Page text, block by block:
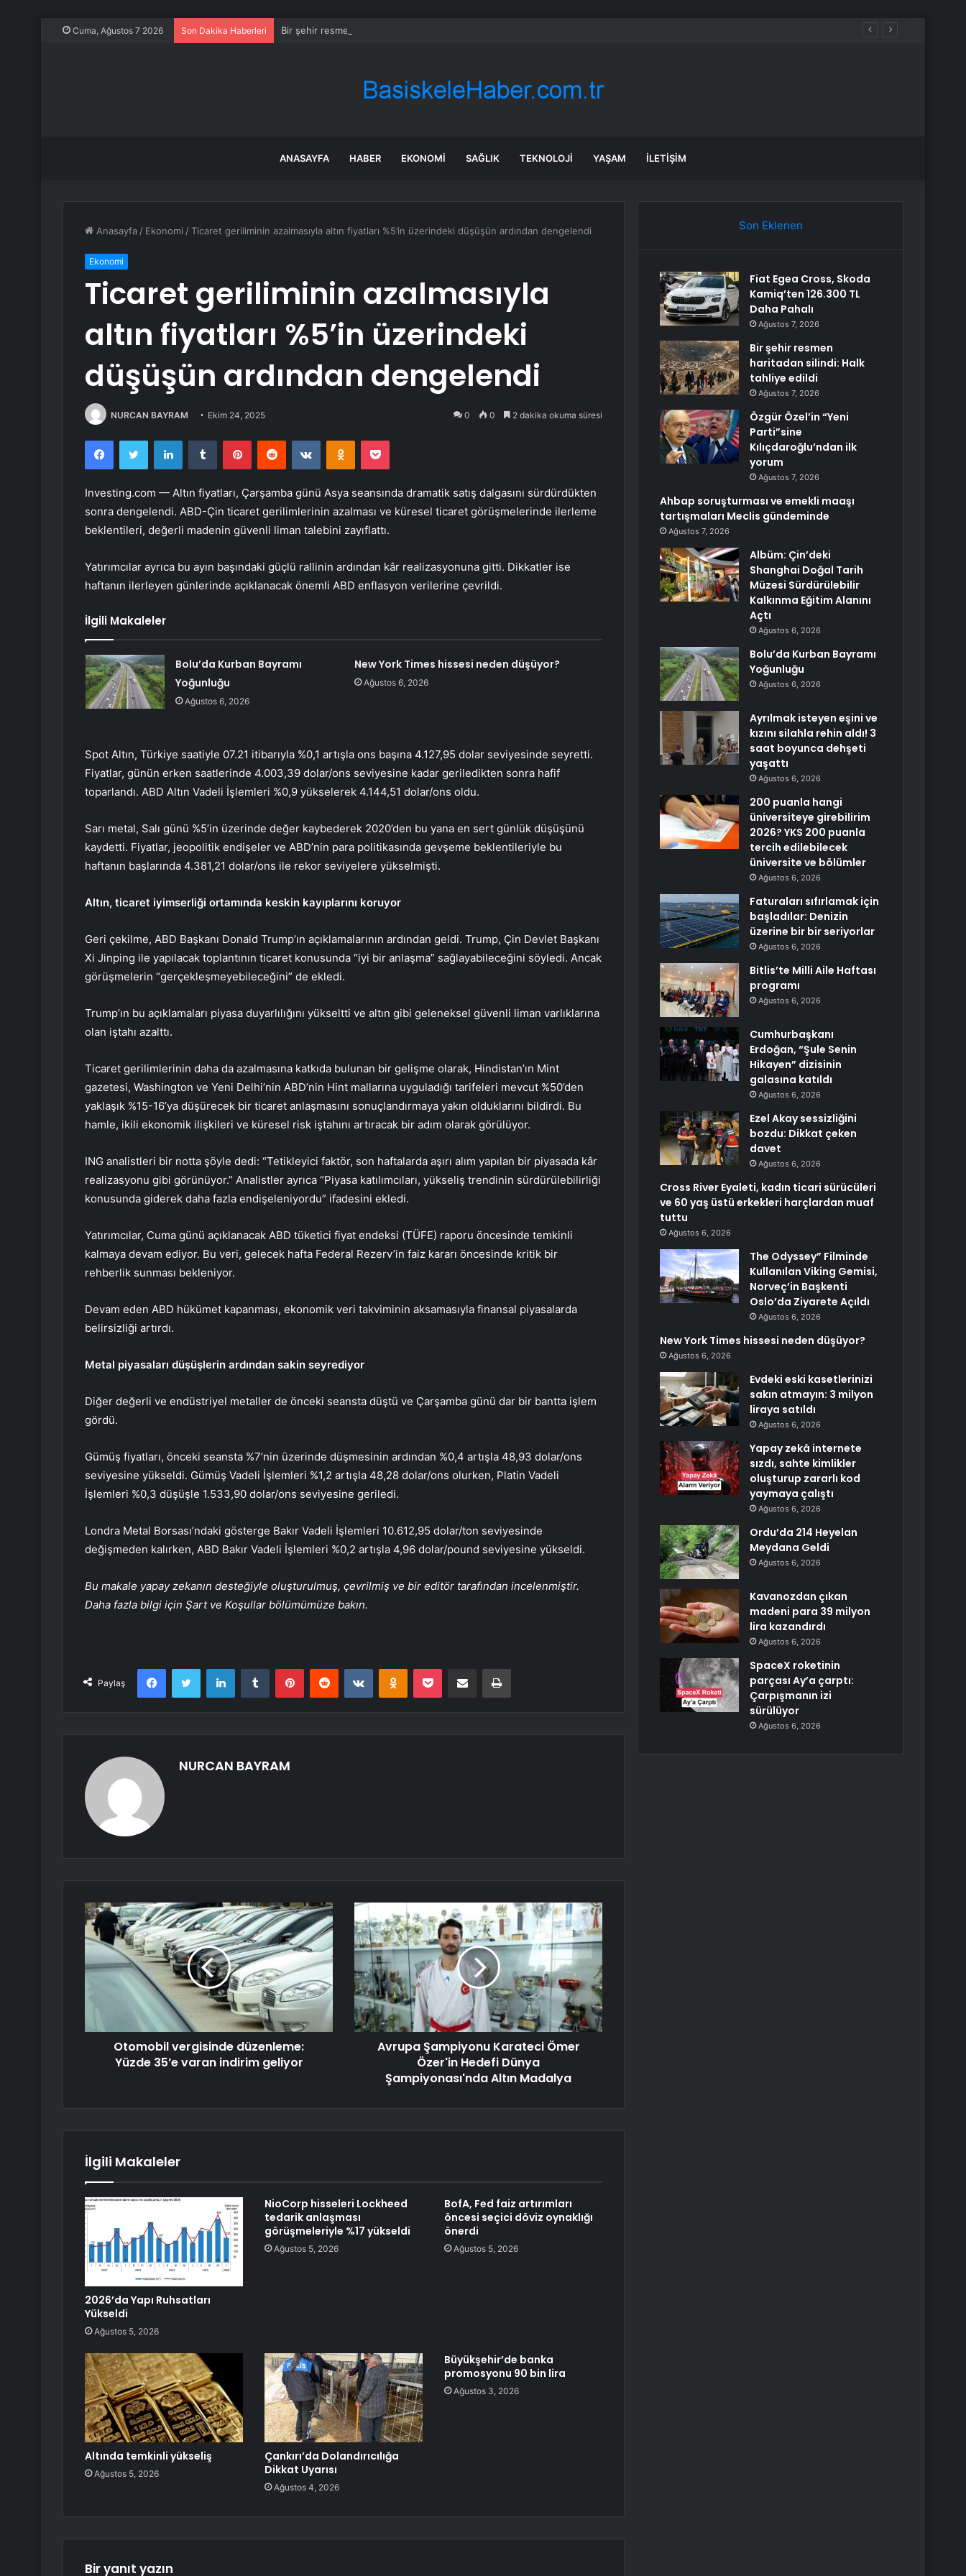
Cuma, Ağustos 7 2026 Son Dakika Haberleri Bir şehir resmen haritadan silindi: Halk tahliye edildi
ANASAYFA HABER EKONOMI SAĞLIK TEKNOLOJI YAŞAM İLETIŞIM
Anasayfa / Ekonomi /Ticaret geriliminin azalmasıyla altın fiyatları %5’in üzerindeki düşüşün ardından dengelendi
Ekonomi
Ticaret geriliminin azalmasıyla
altın fiyatları %5’in üzerindeki
düşüşün ardından dengelendi
NURCAN BAYRAM Ekim 24, 2025 0 0 2 dakika okuma süresi
FacebookTwitter LinkedInTumblr PinterestReddit VKontakteOdnoklassniki
Pocket
Investing.com — Altın fiyatları, Çarşamba günü Asya seansında dramatik satış dalgasını sürdürdükten
sonra dengelendi. ABD-Çin ticaret gerilimlerinin azalması ve küresel ticaret görüşmelerinde ilerleme
beklentileri, değerli madenin güvenli liman talebini zayıflattı.
Yatırımcılar ayrıca bu ayın başındaki güçlü rallinin ardından kâr realizasyonuna gitti. Dikkatler ise
haftanın ilerleyen günlerinde açıklanacak önemli ABD enflasyon verilerine çevrildi.
İlgili Makaleler
Bolu’da Kurban Bayramı
Yoğunluğu
Ağustos 6, 2026
New York Times hissesi neden düşüyor?
Ağustos 6, 2026
Spot Altın, Türkiye saatiyle 07.21 itibarıyla %0,1 artışla ons başına 4.127,95 dolar seviyesinde seyretti.
Fiyatlar, günün erken saatlerinde 4.003,39 dolar/ons seviyesine kadar geriledikten sonra hafif
toparlandı. ABD Altın Vadeli İşlemleri %0,9 yükselerek 4.144,51 dolar/ons oldu.
Sarı metal, Salı günü %5’in üzerinde değer kaybederek 2020’den bu yana en sert günlük düşüşünü
kaydetti. Fiyatlar, jeopolitik endişeler ve ABD’nin para politikasında gevşeme beklentileriyle bu
haftanın başlarında 4.381,21 dolar/ons ile rekor seviyelere yükselmişti.
Altın, ticaret iyimserliği ortamında keskin kayıplarını koruyor
Geri çekilme, ABD Başkanı Donald Trump’ın açıklamalarının ardından geldi. Trump, Çin Devlet Başkanı
Xi Jinping ile yapılacak toplantının ticaret konusunda “iyi bir anlaşma” sağlayabileceğini söyledi. Ancak
görüşmelerin “gerçekleşmeyebileceğini” de ekledi.
Trump’ın bu açıklamaları piyasa duyarlılığını yükseltti ve altın gibi geleneksel güvenli liman varlıklarına
olan iştahı azalttı.
Ticaret gerilimlerinin daha da azalmasına katkıda bulunan bir gelişme olarak, Hindistan’ın Mint
gazetesi, Washington ve Yeni Delhi’nin ABD’nin Hint mallarına uyguladığı tarifeleri mevcut %50’den
yaklaşık %15-16’ya düşürecek bir ticaret anlaşmasını sonuçlandırmaya yakın olduklarını bildirdi. Bu
hamle, ikili ekonomik ilişkileri ve küresel risk iştahını artıracak bir adım olarak görülüyor.
ING analistleri bir notta şöyle dedi: “Tetikleyici faktör, son haftalarda aşırı alım yapılan bir piyasada kâr
realizasyonu gibi görünüyor.” Analistler ayrıca “Piyasa katılımcıları, yükseliş trendinin sürdürülebilirliği
konusunda giderek daha fazla endişeleniyordu” ifadesini ekledi.
Yatırımcılar, Cuma günü açıklanacak ABD tüketici fiyat endeksi (TÜFE) raporu öncesinde temkinli
kalmaya devam ediyor. Bu veri, gelecek hafta Federal Rezerv’in faiz kararı öncesinde kritik bir
rehberlik sunması bekleniyor.
Devam eden ABD hükümet kapanması, ekonomik veri takviminin aksamasıyla finansal piyasalarda
belirsizliği artırdı.
Metal piyasaları düşüşlerin ardından sakin seyrediyor
Diğer değerli ve endüstriyel metaller de önceki seansta düştü ve Çarşamba günü dar bir bantta işlem
gördü.
Gümüş fiyatları, önceki seansta %7’nin üzerinde düşmesinin ardından %0,4 artışla 48,93 dolar/ons
seviyesine yükseldi. Gümüş Vadeli İşlemleri %1,2 artışla 48,28 dolar/ons olurken, Platin Vadeli
İşlemleri %0,3 düşüşle 1.533,90 dolar/ons seviyesine geriledi.
Londra Metal Borsası’ndaki gösterge Bakır Vadeli İşlemleri 10.612,95 dolar/ton seviyesinde
değişmeden kalırken, ABD Bakır Vadeli İşlemleri %0,2 artışla 4,96 dolar/pound seviyesine yükseldi.
Bu makale yapay zekanın desteğiyle oluşturulmuş, çevrilmiş ve bir editör tarafından incelenmiştir.
Daha fazla bilgi için Şart ve Koşullar bölümümüze bakın.
Paylaş
FacebookTwitter LinkedInTumblr PinterestReddit VKontakteOdnoklassniki
Pocket E-Posta ile paylaş Yazdır
NURCAN BAYRAM
Otomobil vergisinde düzenleme:
Yüzde 35’e varan indirim geliyor
Avrupa Şampiyonu Karateci Ömer
Özer'in Hedefi Dünya
Şampiyonası'nda Altın Madalya
İlgili Makaleler
2026’da Yapı Ruhsatları
Yükseldi
Ağustos 5, 2026
NioCorp hisseleri Lockheed
tedarik anlaşması
görüşmeleriyle %17 yükseldi
Ağustos 5, 2026
BofA, Fed faiz artırımları
öncesi seçici döviz oynaklığı
önerdi
Ağustos 5, 2026
Altında temkinli yükseliş
Ağustos 5, 2026
Çankırı’da Dolandırıcılığa
Dikkat Uyarısı
Ağustos 4, 2026
Büyükşehir’de banka
promosyonu 90 bin lira
Ağustos 3, 2026
Bir yanıt yazın
Son Eklenen
Fiat Egea Cross, Skoda
Kamiq’ten 126.300 TL
Daha Pahalı
Ağustos 7, 2026
Bir şehir resmen
haritadan silindi: Halk
tahliye edildi
Ağustos 7, 2026
Özgür Özel’in “Yeni
Parti”sine
Kılıçdaroğlu’ndan ilk
yorum
Ağustos 7, 2026
Ahbap soruşturması ve emekli maaşı
tartışmaları Meclis gündeminde
Ağustos 7, 2026
Albüm: Çin’deki
Shanghai Doğal Tarih
Müzesi Sürdürülebilir
Kalkınma Eğitim Alanını
Açtı
Ağustos 6, 2026
Bolu’da Kurban Bayramı
Yoğunluğu
Ağustos 6, 2026
Ayrılmak isteyen eşini ve
kızını silahla rehin aldı! 3
saat boyunca dehşeti
yaşattı
Ağustos 6, 2026
200 puanla hangi
üniversiteye girebilirim
2026? YKS 200 puanla
tercih edilebilecek
üniversite ve bölümler
Ağustos 6, 2026
Faturaları sıfırlamak için
başladılar: Denizin
üzerine bir bir seriyorlar
Ağustos 6, 2026
Bitlis’te Milli Aile Haftası
programı
Ağustos 6, 2026
Cumhurbaşkanı
Erdoğan, “Şule Senin
Hikayen” dizisinin
galasına katıldı
Ağustos 6, 2026
Ezel Akay sessizliğini
bozdu: Dikkat çeken
davet
Ağustos 6, 2026
Cross River Eyaleti, kadın ticari sürücüleri
ve 60 yaş üstü erkekleri harçlardan muaf
tuttu
Ağustos 6, 2026
The Odyssey” Filminde
Kullanılan Viking Gemisi,
Norveç’in Başkenti
Oslo’da Ziyarete Açıldı
Ağustos 6, 2026
New York Times hissesi neden düşüyor?
Ağustos 6, 2026
Evdeki eski kasetlerinizi
sakın atmayın: 3 milyon
liraya satıldı
Ağustos 6, 2026
Yapay zekâ internete
sızdı, sahte kimlikler
oluşturup zararlı kod
yaymaya çalıştı
Ağustos 6, 2026
Ordu’da 214 Heyelan
Meydana Geldi
Ağustos 6, 2026
Kavanozdan çıkan
madeni para 39 milyon
lira kazandırdı
Ağustos 6, 2026
SpaceX roketinin
parçası Ay’a çarptı:
Çarpışmanın izi
sürülüyor
Ağustos 6, 2026